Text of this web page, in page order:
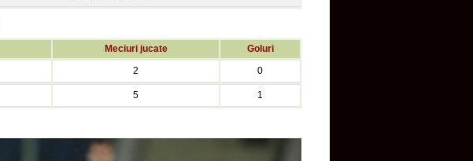
Meciuri jucate
Goluri
2 0
5 1